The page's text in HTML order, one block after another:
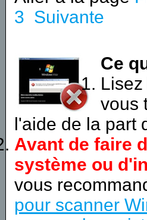
3 Suivante
Ce
vous
l'aide de la part
Avant de faire
système ou
vous
pour scanner